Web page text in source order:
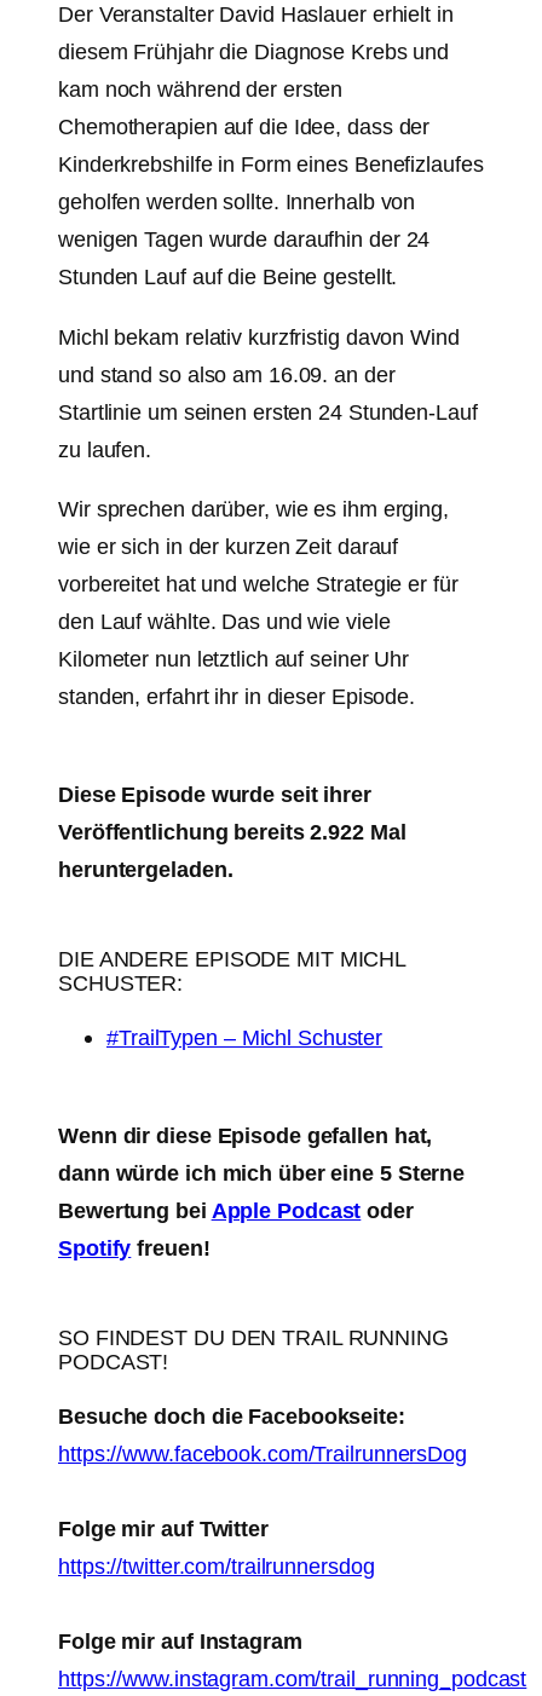
Der Veranstalter David Haslauer erhielt in
diesem Frühjahr die Diagnose Krebs und
kam noch während der ersten
Chemotherapien auf die Idee, dass der
Kinderkrebshilfe in Form eines Benefizlaufes
geholfen werden sollte. Innerhalb von
wenigen Tagen wurde daraufhin der 24
Stunden Lauf auf die Beine gestellt.
Michl bekam relativ kurzfristig davon Wind
und stand so also am 16.09. an der
Startlinie um seinen ersten 24 Stunden-Lauf
zu laufen.
Wir sprechen darüber, wie es ihm erging,
wie er sich in der kurzen Zeit darauf
vorbereitet hat und welche Strategie er für
den Lauf wählte. Das und wie viele
Kilometer nun letztlich auf seiner Uhr
standen, erfahrt ihr in dieser Episode.
Diese Episode wurde seit ihrer
Veröffentlichung bereits 2.922 Mal
heruntergeladen.
DIE ANDERE EPISODE MIT MICHL
SCHUSTER:
#TrailTypen – Michl Schuster
Wenn dir diese Episode gefallen hat,
dann würde ich mich über eine 5 Sterne
Bewertung bei Apple Podcast oder
Spotify freuen!
SO FINDEST DU DEN TRAIL RUNNING
PODCAST!
Besuche doch die Facebookseite:
https://www.facebook.com/TrailrunnersDog
Folge mir auf Twitter
https://twitter.com/trailrunnersdog
Folge mir auf Instagram
https://www.instagram.com/trail_running_podcast